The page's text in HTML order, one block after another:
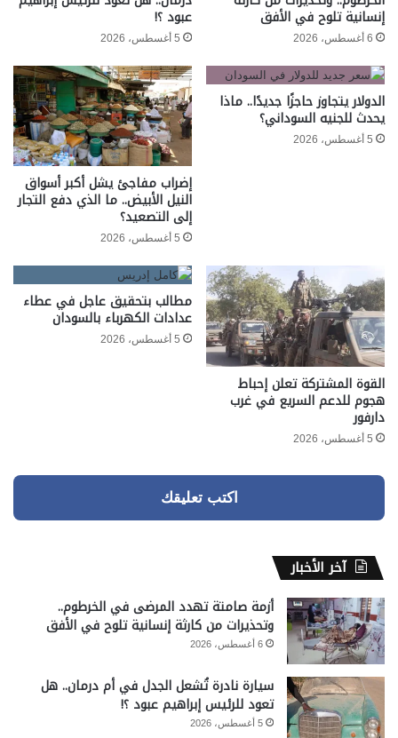
إنسانية تلوح في الأفق
6 أغسطس، 2026
عبود ؟!
5 أغسطس، 2026
الدولار يتجاوز حاجزًا جديدًا.. ماذا
يحدث للجنيه السوداني؟
5 أغسطس، 2026
إضراب مفاجئ يشل أكبر أسواق
النيل الأبيض.. ما الذي دفع التجار
إلى التصعيد؟
5 أغسطس، 2026
القوة المشتركة تعلن إحباط
هجوم للدعم السريع في غرب
دارفور
5 أغسطس، 2026
مطالب بتحقيق عاجل في عطاء
عدادات الكهرباء بالسودان
5 أغسطس، 2026
اكتب تعليقك
آخر الأخبار
أزمة صامتة تهدد المرضى في الخرطوم..
وتحذيرات من كارثة إنسانية تلوح في الأفق
6 أغسطس، 2026
سيارة نادرة تُشعل الجدل في أم درمان.. هل
تعود للرئيس إبراهيم عبود ؟!
5 أغسطس، 2026